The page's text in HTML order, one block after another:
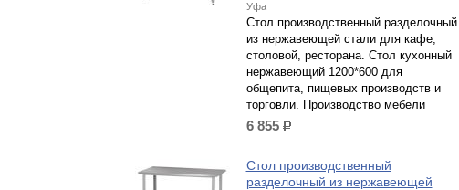
Уфа
Стол производственный разделочный
из нержавеющей стали для кафе,
столовой, ресторана. Стол кухонный
нержавеющий 1200*600 для
общепита, пищевых производств и
торговли. Производство мебели
6 855 р.
Стол производственный
разделочный из нержавеющей